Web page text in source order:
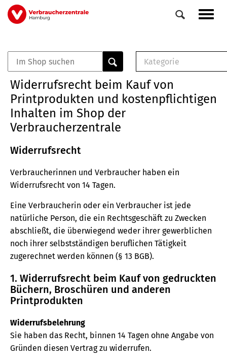
Direkt
zum
Veranstaltungen
0
Elemente
Kategorie
Musterbrief (RTF)
E-Broschüre
Widerrufsrecht beim Kauf von
Printprodukten und kostenpflichtigen
Inhalten im Shop der
Verbraucherzentrale
Widerrufsrecht
Verbraucherinnen und Verbraucher haben ein
Widerrufsrecht von 14 Tagen.
Eine Verbraucherin oder ein Verbraucher ist jede
natürliche Person, die ein Rechtsgeschäft zu Zwecken
abschließt, die überwiegend weder ihrer gewerblichen
noch ihrer selbstständigen beruflichen Tätigkeit
zugerechnet werden können (§ 13 BGB).
1. Widerrufsrecht beim Kauf von gedruckten
Büchern, Broschüren und anderen
Printprodukten
Widerrufsbelehrung
Sie haben das Recht, binnen 14 Tagen ohne Angabe von
Gründen diesen Vertrag zu widerrufen.